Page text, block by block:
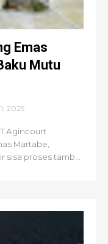
Emas
Mutu
2025
Agincourt
Martabe,
sisa proses tamb...